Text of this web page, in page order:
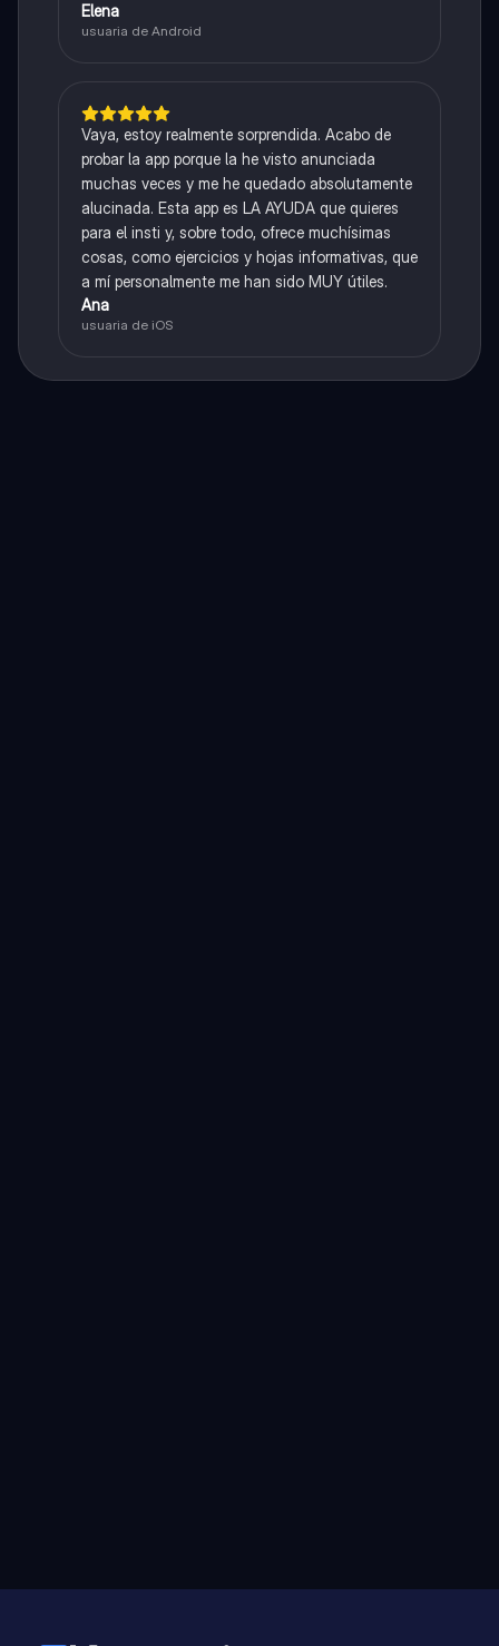
Elena
usuaria de Android
Vaya, estoy realmente sorprendida. Acabo de
probar la app porque la he visto anunciada
muchas veces y me he quedado absolutamente
alucinada. Esta app es LA AYUDA que quieres
para el insti y, sobre todo, ofrece muchísimas
cosas, como ejercicios y hojas informativas, que
a mí personalmente me han sido MUY útiles.
Ana
usuaria de iOS